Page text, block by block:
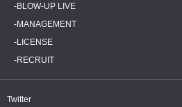
BLOW-UP LIVE
MANAGEMENT
LICENSE
RECRUIT
Twitter